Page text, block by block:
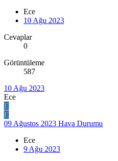
Ece
10 Ağu 2023
Cevaplar
0
Görüntüleme
587
10 Ağu 2023
Ece
E
E
09 Ağustos 2023 Hava Durumu
Ece
9 Ağu 2023